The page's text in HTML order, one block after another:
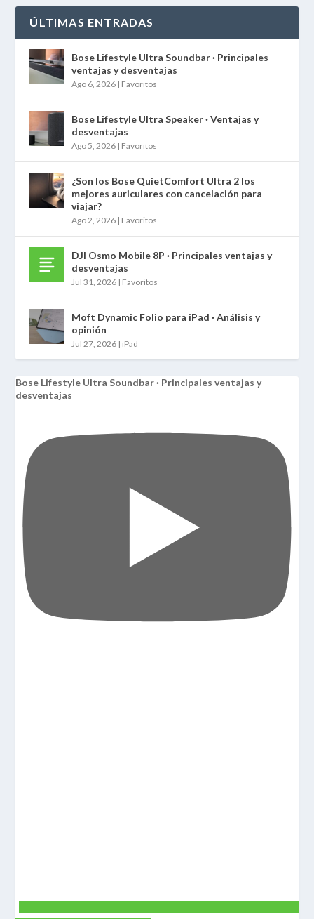
ÚLTIMAS ENTRADAS
Bose Lifestyle Ultra Soundbar · Principales
ventajas y desventajas
Ago 6, 2026 | Favoritos
Bose Lifestyle Ultra Speaker · Ventajas y
desventajas
Ago 5, 2026 | Favoritos
¿Son los Bose QuietComfort Ultra 2 los
mejores auriculares con cancelación para
viajar?
Ago 2, 2026 | Favoritos
DJI Osmo Mobile 8P · Principales ventajas y
desventajas
Jul 31, 2026 | Favoritos
Moft Dynamic Folio para iPad · Análisis y
opinión
Jul 27, 2026 | iPad
Bose Lifestyle Ultra Soundbar · Principales ventajas y
desventajas